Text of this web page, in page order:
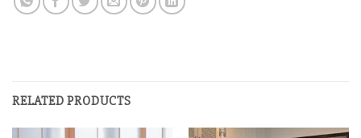
RELATED PRODUCTS